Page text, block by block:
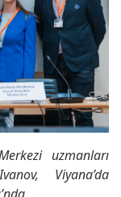
uzmanları
Viyana’da